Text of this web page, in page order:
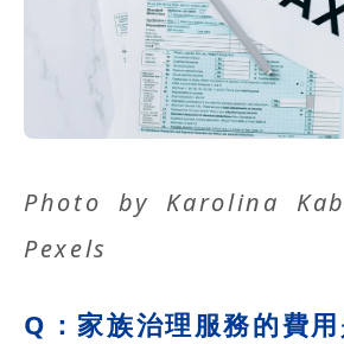
Photo by Karolina
Pexels
Q：家族治理服務的費用